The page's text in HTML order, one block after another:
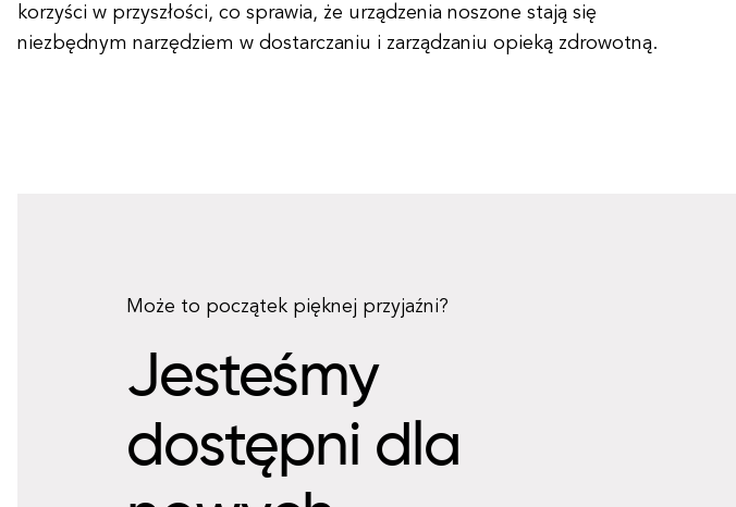
korzyści w przyszłości, co sprawia, że urządzenia noszone stają się
niezbędnym narzędziem w dostarczaniu i zarządzaniu opieką zdrowotną.
Może to początek pięknej przyjaźni?
Jesteśmy
dostępni dla